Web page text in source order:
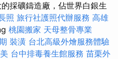
採礦鑄造廠，佔世界白銀生
照 旅行社護照代辦服務 高雄
桃園搬家 天母整骨專業
裝潢 台北高級外燴服務體驗
台中排毒養生館服務 苗栗外